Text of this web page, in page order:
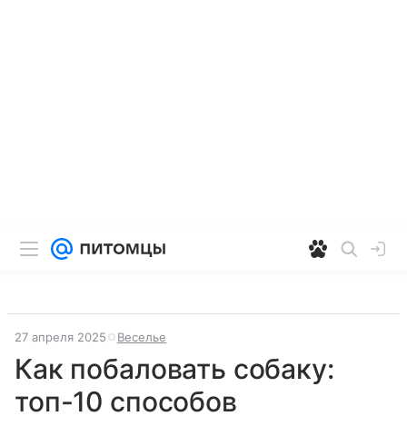
27 апреля 2025 Веселье
Как побаловать собаку:
топ-10 способов